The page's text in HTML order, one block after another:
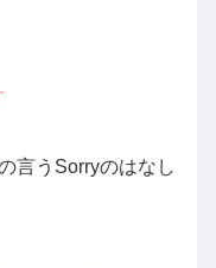
言うSorryのはなし